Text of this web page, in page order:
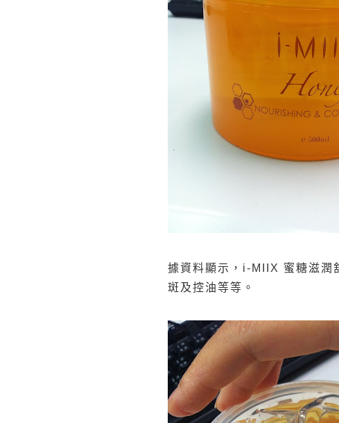
據資料顯示， i-MIIX 蜜糖滋潤
斑及控油等等。